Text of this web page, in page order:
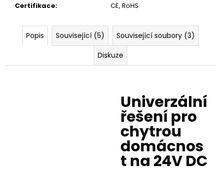
Certifikace: CE, RoHS
Popis Související (5)
Související soubory (3)
Diskuze
Univerzální
řešení pro
chytrou
domácnos
t na 24V DC